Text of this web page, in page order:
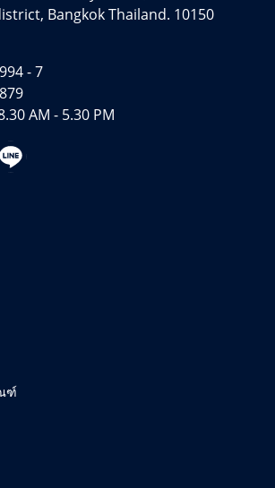
Bangkok Thailand. 10150
- 7
AM - 5.30 PM
ฑ์